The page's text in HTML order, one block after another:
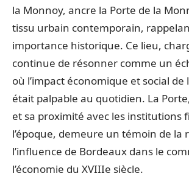
la Monnoy, ancre la Porte de la
tissu urbain contemporain,
importance historique. Ce lieu,
continue de résonner comme un
où l’impact économique et social
était palpable au quotidien. La
et sa proximité avec les institutions
l’époque, demeure un témoin de la
l’influence de Bordeaux dans le
l’économie du XVIIIe siècle.